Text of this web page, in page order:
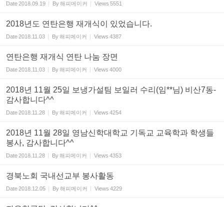
Date2018.09.19 By해피메이커 Views 5551
2018년도 연탄은행 재개식이 있었습니다.
Date2018.11.03 By해피메이커 Views 4387
연탄은행 재개식 연탄 나눔 장면
Date2018.11.03 By해피메이커 Views 4000
2018년 11월 25일 보냉가설팀 보일러 수리(임**님) 비산7동-
감사합니다^^
Date2018.11.28 By해피메이커 Views 4254
2018년 11월 28일 영남신학대학교 기독교 교육학과 학생들
봉사, 감사합니다^^
Date2018.11.28 By해피메이커 Views 4353
경북노회 국내선교부 봉사활동
Date2018.12.05 By해피메이커 Views 4229